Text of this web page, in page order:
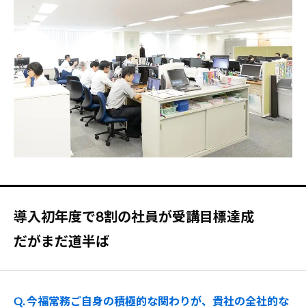
導入初年度で8割の社員が受講目標達成
だがまだ道半ば
Q. 今福常務ご自身の積極的な関わりが、貴社の全社的な